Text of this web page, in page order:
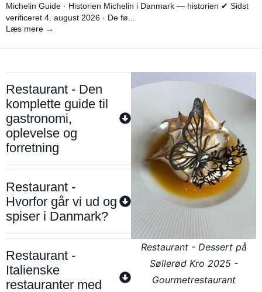
Michelin Guide · Historien Michelin i Danmark — historien ✔ Sidst
verificeret 4. august 2026 · De fø...
Læs mere →
Restaurant - Den
komplette guide til
gastronomi,
oplevelse og
forretning
Restaurant -
Hvorfor går vi ud og
spiser i Danmark?
Restaurant -
Italienske
restauranter med
Restaurant - Dessert på
Søllerød Kro 2025 -
Gourmetrestaurant